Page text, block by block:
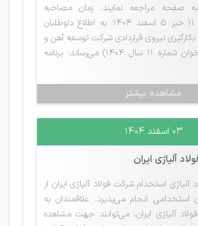
صفحه مراجعه نمایند. زمان مصاحبه
تخصصی فراخوان 11 خبر 5 اسفند 1404: به اطلاع داوطلبان
نیروی قراردادی شرکت توسعه آهن و
فولاد گل گهر (فراخوان شماره 11 سال 1404) می‌رساند: برنامه
مشاهده بیشتر
۰۳ اسفند ۱۴۰۴
آلیاژی ایران
آلیاژی استخدام شرکت فولاد آلیاژی ایران از
استخدامی انجام می‌پذیرد. علاقمندان به
آلیاژی ایران، می‌توانند جهت مشاهده